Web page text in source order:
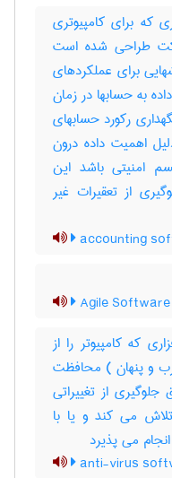
که برای کامپیوتری
طراحی شده است
برای عملکردهای
به حسابها در زمان
رکورد حسابهای
اهمیت داده درون
امنیتی باشد این
از تعقیرات غیر
accounting
Agile Software
که کامپیوتر را از
و پنهان ) محافظت
از تغییراتی
می کند و یا با
می پذیرد
anti-virus